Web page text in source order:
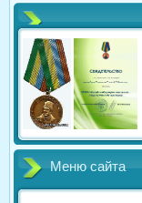
Меню сайта